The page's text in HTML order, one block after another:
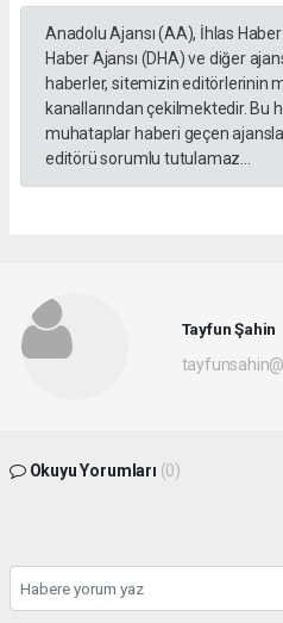
Anadolu Ajansı (AA), İhlas
Haber Ajansı (DHA) ve diğer
haberler, sitemizin editörlerinin
kanallarından çekilmektedir. Bu
muhataplar haberi geçen
editörü sorumlu tutulamaz...
Tayfun Şahin
Okuyu Yorumları (0)